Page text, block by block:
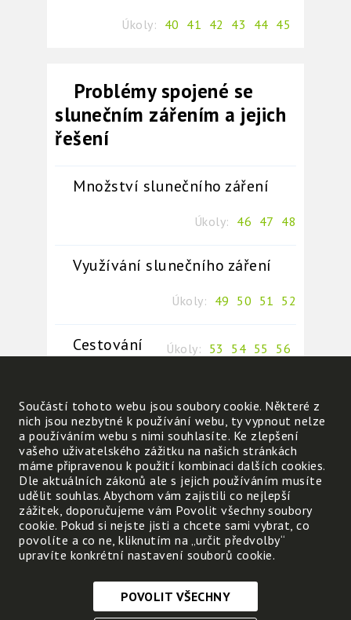
Úkoly: 40 41 42 43 44 45
Problémy spojené se
slunečním zářením a jejich
řešení
Množství slunečního záření
Úkoly: 46 47 48
Využívání slunečního záření
Úkoly: 49 50 51 52
Cestování Úkoly: 53 54 55 56
přestěhovat
Úkoly: 57
Součástí tohoto webu jsou soubory cookie. Některé z
nich jsou nezbytné k používání webu, ty vypnout nelze
a používáním webu s nimi souhlasíte. Ke zlepšení
vašeho uživatelského zážitku na našich stránkách
máme připravenou k použití kombinaci dalších cookies.
Dle aktuálních zákonů ale s jejich používáním musíte
udělit souhlas. Abychom vám zajistili co nejlepší
zážitek, doporučujeme vám Povolit všechny soubory
cookie. Pokud si nejste jisti a chcete sami vybrat, co
povolíte a co ne, kliknutím na „určit předvolby“
upravíte konkrétní nastavení souborů cookie.
POVOLIT VŠECHNY